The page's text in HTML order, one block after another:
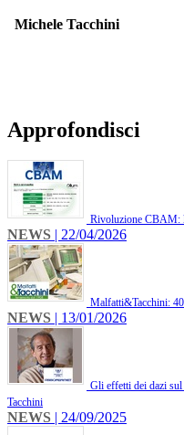
Michele Tacchini
Approfondisci
Rivoluzione CBAM:
NEWS | 22/04/2026
Malfatti&Tacchini:
NEWS | 13/01/2026
Gli effetti dei dazi
Tacchini
NEWS | 24/09/2025